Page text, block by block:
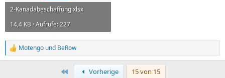
2-Kanadabeschaffung.xlsx
14,4 KB · Aufrufe: 227
R
e
Motengo und BeRow
Erste Vorherige
15 von 15